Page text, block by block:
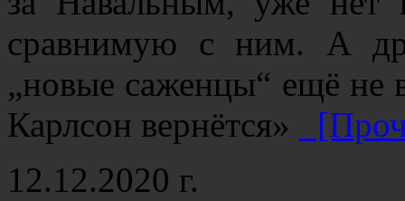
сравнимую с ним. А
„новые саженцы“ ещё не
Карлсон вернётся»
12.12.2020 г.